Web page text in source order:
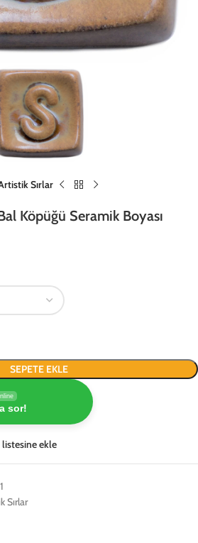
Sırlar
Köpüğü Seramik Boyası
SEPETE EKLE
sor!
listesine ekle
Sırlar